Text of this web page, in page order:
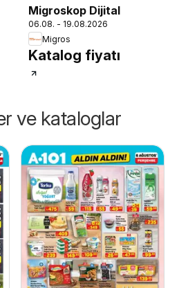
Migroskop Dijital
06.08. - 19.08.2026
Migros
Katalog fiyatı
ve kataloglar